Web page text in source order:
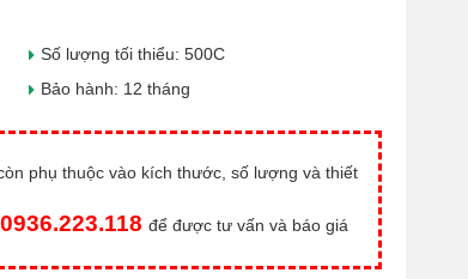
Số lượng tối thiểu: 500C
Bảo hành: 12 tháng
phụ thuộc vào kích thước, số lượng và thiết
0936.223.118 để được tư vấn và báo giá